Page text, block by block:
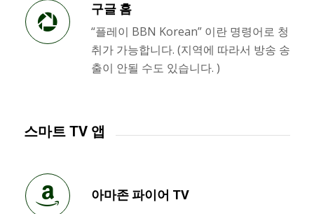
구글 홈
“플레이 BBN Korean” 이란 명령어로 청
취가 가능합니다. (지역에 따라서 방송 송
출이 안될 수도 있습니다. )
스마트 TV 앱
아마존 파이어 TV